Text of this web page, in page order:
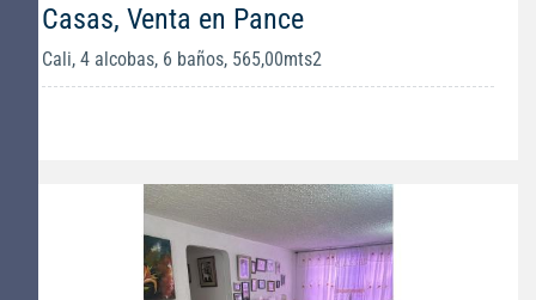
Casas, Venta en Pance
Cali, 4 alcobas, 6 baños, 565,00mts2